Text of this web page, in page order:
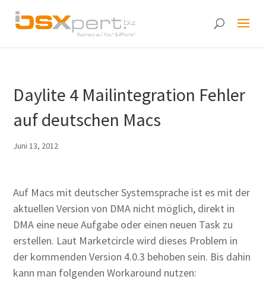
Daylite 4 Mailintegration Fehler
auf deutschen Macs
Juni 13, 2012
Auf Macs mit deutscher Systemsprache ist es mit der
aktuellen Version von DMA nicht möglich, direkt in
DMA eine neue Aufgabe oder einen neuen Task zu
erstellen. Laut Marketcircle wird dieses Problem in
der kommenden Version 4.0.3 behoben sein. Bis dahin
kann man folgenden Workaround nutzen: